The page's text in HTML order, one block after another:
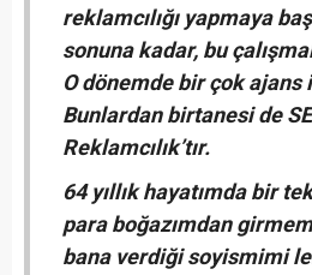
reklamcılığı yapmaya
sonuna kadar, bu
O dönemde bir çok ajans
Bunlardan birtanesi de
Reklamcılık’tır.
64 yıllık hayatımda bir
para boğazımdan
bana verdiği soyismimi